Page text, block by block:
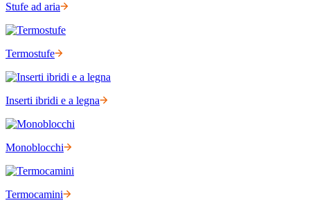
Stufe ad aria
Termostufe
Inserti ibridi e a legna
Monoblocchi
Termocamini